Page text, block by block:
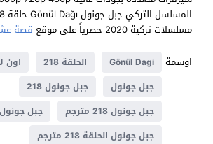
مسلسلات تركية 2020 حصرياً على موقع
قصة
اوسمة
Gönül Dagi الحلقة 218
اون
جبل جونول
جبل جونول 218
جبل جونول 218 مترجم
جبل جونول
جبل جونول الحلقة 218 مترجم